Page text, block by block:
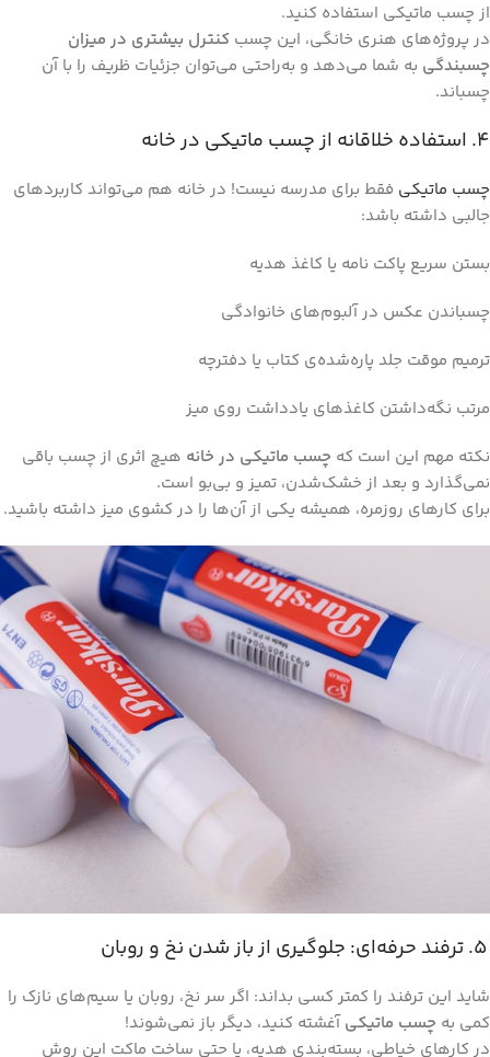
از چسب ماتیکی استفاده کنید.
در پروژه‌های هنری خانگی، این چسب کنترل بیشتری در میزان
چسبندگی به شما می‌دهد و به‌راحتی می‌توان جزئیات ظریف را با آن
چسباند.
۴. استفاده خلاقانه از چسب ماتیکی در خانه
چسب ماتیکی فقط برای مدرسه نیست! در خانه هم می‌تواند کاربردهای
جالبی داشته باشد:
بستن سریع پاکت نامه یا کاغذ هدیه
چسباندن عکس در آلبوم‌های خانوادگی
ترمیم موقت جلد پاره‌شده‌ی کتاب یا دفترچه
مرتب نگه‌داشتن کاغذهای یادداشت روی میز
نکته مهم این است که چسب ماتیکی در خانه هیچ اثری از چسب باقی
نمی‌گذارد و بعد از خشک‌شدن، تمیز و بی‌بو است.
برای کارهای روزمره، همیشه یکی از آن‌ها را در کشوی میز داشته باشید.
شاید این ترفند را کمتر کسی بداند: اگر سر نخ، روبان یا سیم‌های نازک را
کمی به چسب ماتیکیآغشته کنید، دیگر باز نمی‌شوند!
در کارهای خیاطی، بسته‌بندی هدیه، یا حتی ساخت ماکت این روش